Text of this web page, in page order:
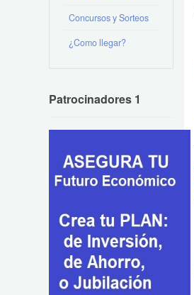
Concursos y Sorteos
¿Como llegar?
Patrocinadores 1